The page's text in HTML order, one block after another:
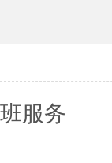
服务